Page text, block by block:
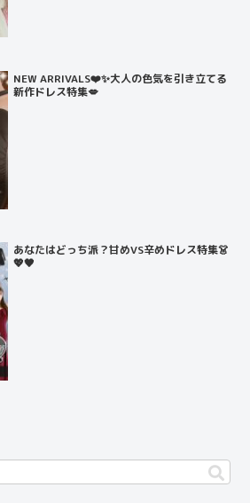
NEW ARRIVALS❤️✨大人の色気を引き立てる
新作ドレス特集💋
あなたはどっち派？甘めVS辛めドレス特集👗
💖🖤